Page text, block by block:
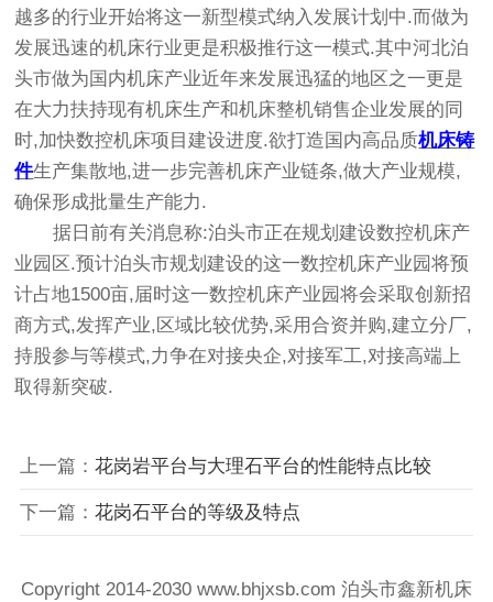
越多的行业开始将这一新型模式纳入发展计划中.而做为
发展迅速的机床行业更是积极推行这一模式.其中河北泊
头市做为国内机床产业近年来发展迅猛的地区之一更是
在大力扶持现有机床生产和机床整机销售企业发展的同
时,加快数控机床项目建设进度.欲打造国内高品质机床铸
件生产集散地,进一步完善机床产业链条,做大产业规模,
确保形成批量生产能力.
据日前有关消息称:泊头市正在规划建设数控机床产
业园区.预计泊头市规划建设的这一数控机床产业园将预
计占地1500亩,届时这一数控机床产业园将会采取创新招
商方式,发挥产业,区域比较优势,采用合资并购,建立分厂,
持股参与等模式,力争在对接央企,对接军工,对接高端上
取得新突破.
上一篇： 花岗岩平台与大理石平台的性能特点比较
下一篇： 花岗石平台的等级及特点
Copyright 2014-2030 www.bhjxsb.com 泊头市鑫新机床